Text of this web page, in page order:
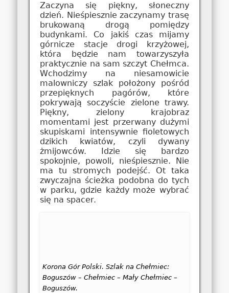
Zaczyna się piękny, słoneczny
dzień. Nieśpiesznie zaczynamy trasę
brukowaną drogą pomiędzy
budynkami. Co jakiś czas mijamy
górnicze stacje drogi krzyżowej,
która będzie nam towarzyszyła
praktycznie na sam szczyt Chełmca.
Wchodzimy na niesamowicie
malowniczy szlak położony pośród
przepięknych pagórów, które
pokrywają soczyście zielone trawy.
Piękny, zielony krajobraz
momentami jest przerwany dużymi
skupiskami intensywnie fioletowych
dzikich kwiatów, czyli dywany
żmijowców. Idzie się bardzo
spokojnie, powoli, nieśpiesznie. Nie
ma tu stromych podejść. Ot taka
zwyczajna ścieżka podobna do tych
w parku, gdzie każdy może wybrać
się na spacer.
Korona Gór Polski. Szlak na Chełmiec:
Boguszów – Chełmiec – Mały Chełmiec –
Boguszów.